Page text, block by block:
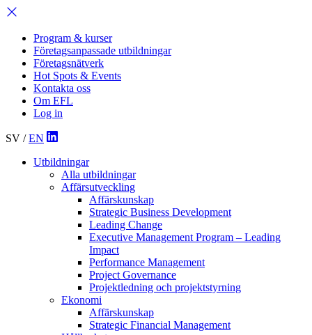
Program & kurser
Företagsanpassade utbildningar
Företagsnätverk
Hot Spots & Events
Kontakta oss
Om EFL
Log in
SV /EN
Utbildningar
Alla utbildningar
Affärsutveckling
Affärskunskap
Strategic Business Development
Leading Change
Executive Management Program – Leading
Impact
Performance Management
Project Governance
Projektledning och projektstyrning
Ekonomi
Affärskunskap
Strategic Financial Management